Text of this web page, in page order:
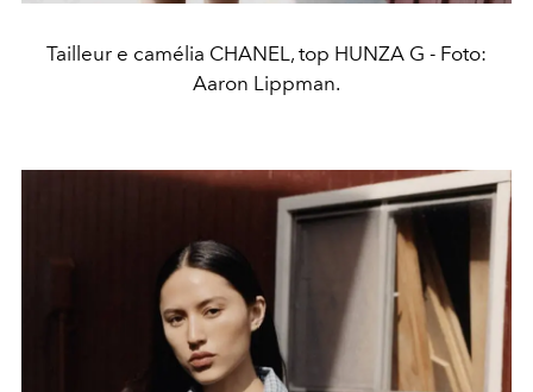
Tailleur e camélia CHANEL, top HUNZA G - Foto:
Aaron Lippman.